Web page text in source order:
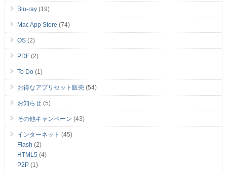
Blu-ray(19)
Mac App Store (74)
OS(2)
PDF(2)
To Do(1)
お得なアプリセット販売(54)
お知らせ(5)
その他キャンペーン (43)
インターネット (45)
Flash (2)
HTML5 (4)
P2P(1)